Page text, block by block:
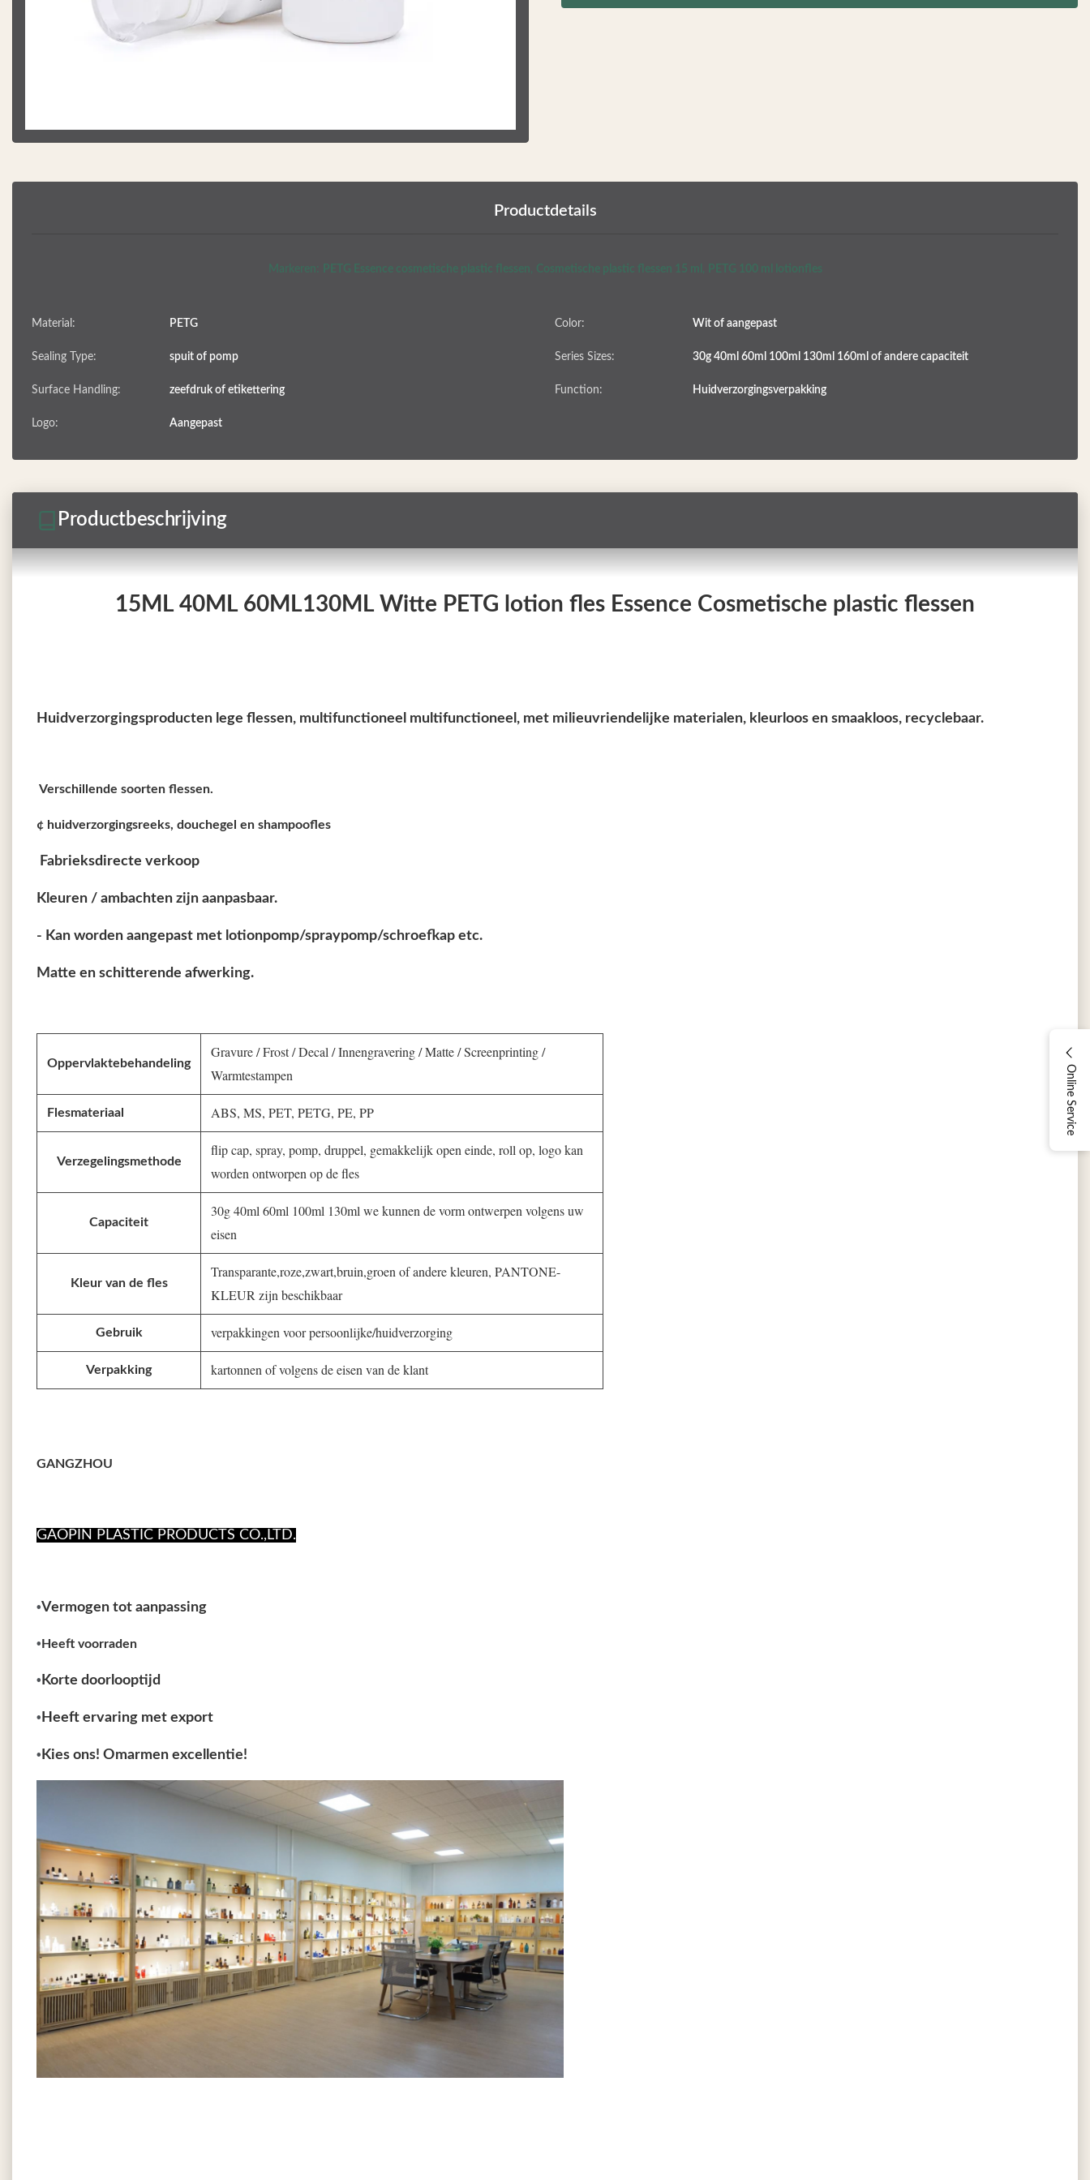
Online Service
Productdetails
Markeren: PETG Essence cosmetische plastic flessen, Cosmetische plastic flessen 15 ml , PETG 100 ml lotionfles
Material: PETG Color: Wit of aangepast
Sealing Type: spuit of pomp Series Sizes: 30g 40ml 60ml 100ml 130ml 160ml of andere capaciteit
Surface Handling: zeefdruk of etikettering Function: Huidverzorgingsverpakking
Logo: Aangepast
Productbeschrijving
15ML 40ML 60ML130ML Witte PETG lotion fles Essence Cosmetische plastic flessen
Huidverzorgingsproducten lege flessen, multifunctioneel multifunctioneel, met milieuvriendelijke materialen, kleurloos en smaakloos, recyclebaar.
️ Verschillende soorten flessen.
¢ huidverzorgingsreeks, douchegel en shampoofles
️ Fabrieksdirecte verkoop
Kleuren / ambachten zijn aanpasbaar.
- Kan worden aangepast met lotionpomp/spraypomp/schroefkap etc.
Matte en schitterende afwerking.
Oppervlaktebehandeling
Gravure / Frost / Decal / Innengravering / Matte / Screenprinting /
Warmtestampen
Flesmateriaal ABS, MS, PET, PETG, PE, PP
Verzegelingsmethode
flip cap, spray, pomp, druppel, gemakkelijk open einde, roll op, logo kan
worden ontworpen op de fles
Capaciteit
30g 40ml 60ml 100ml 130ml we kunnen de vorm ontwerpen volgens uw
eisen
Kleur van de fles
Transparante,roze,zwart,bruin,groen of andere kleuren, PANTONE-
KLEUR zijn beschikbaar
Gebruik verpakkingen voor persoonlijke/huidverzorging
Verpakking kartonnen of volgens de eisen van de klant
GANGZHOU
GAOPIN PLASTIC PRODUCTS CO.,LTD.
•Vermogen tot aanpassing
• Heeft voorraden
• Korte doorlooptijd
• Heeft ervaring met export
• Kies ons! Omarmen excellentie!